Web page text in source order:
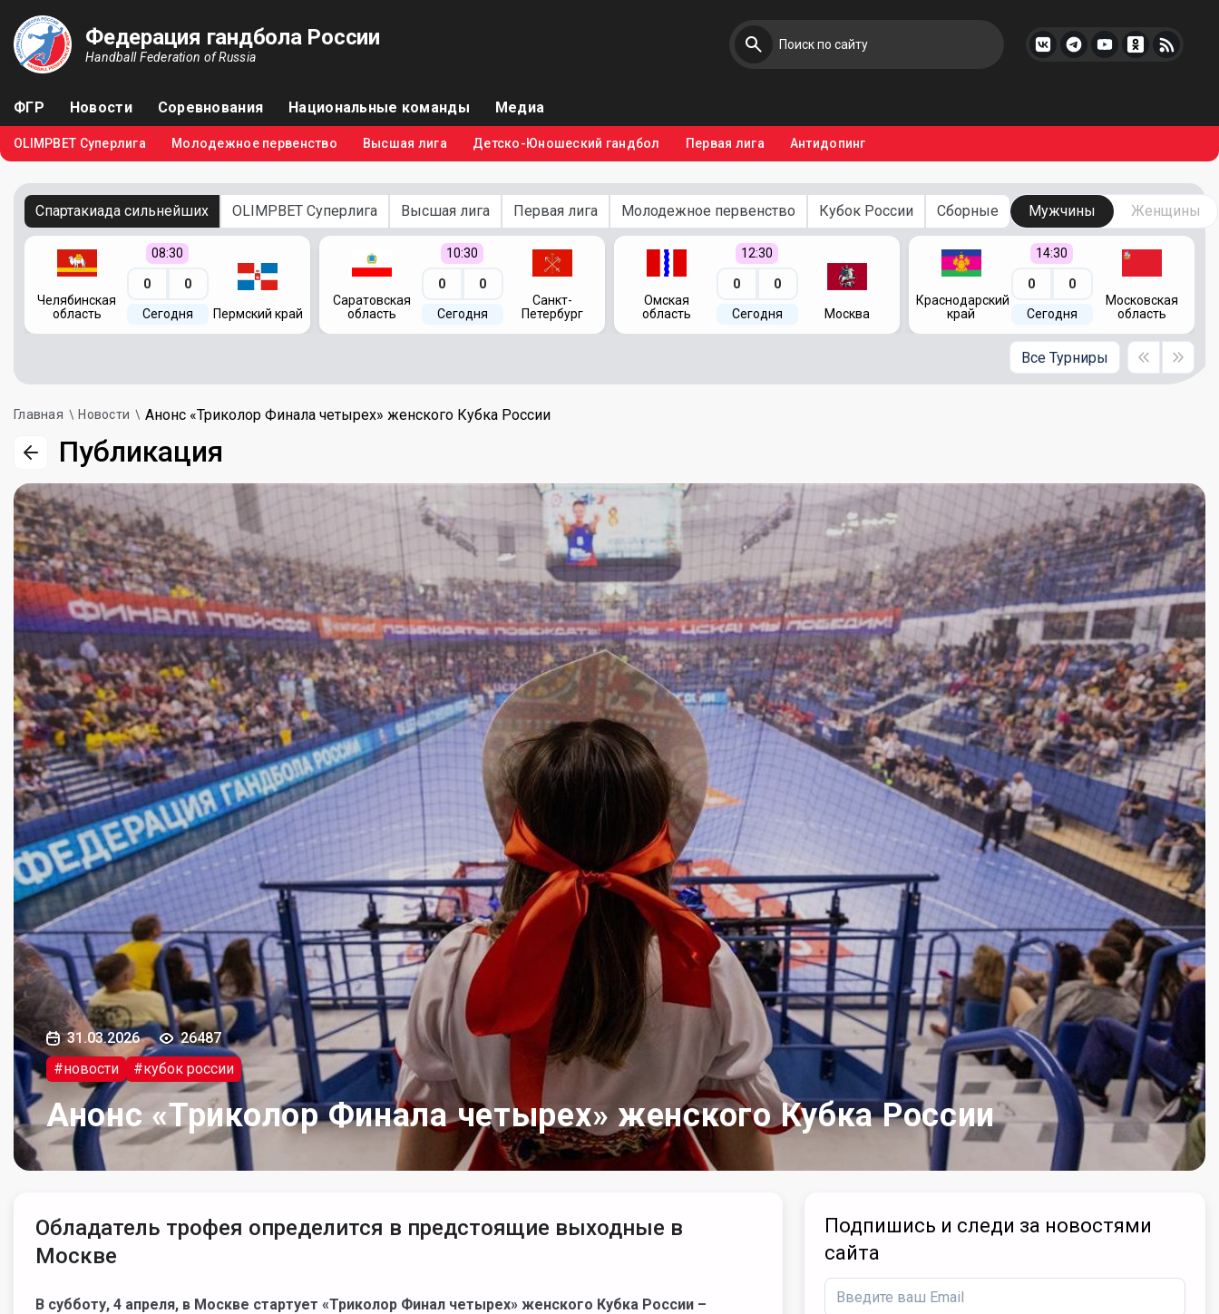
Федерация гандбола России
Handball Federation of Russia
ФГР Новости Соревнования Национальные команды Медиа
OLIMPBET Суперлига Молодежное первенство Высшая лига Детско-Юношеский гандбол Первая лига Антидопинг
Спартакиада сильнейших OLIMPBET Суперлига Высшая лига Первая лига Молодежное первенство Кубок России Сборные Мужчины Женщины
Челябинская
область
08:30
0 0
Сегодня Пермский край
Саратовская
область
10:30
0 0
Сегодня
Санкт-
Петербург
Омская
область
12:30
0 0
Сегодня Москва
Краснодарский
край
14:30
0 0
Сегодня
Московская
область
Все Турниры
Главная Новости Анонс «Триколор Финала четырех» женского Кубка России
Публикация
31.03.2026
26487
#новости
#кубок россии
Анонс «Триколор Финала четырех» женского Кубка России
Обладатель трофея определится в предстоящие выходные в
Москве
В субботу, 4 апреля, в Москве стартует «Триколор Финал четырех» женского Кубка России –
Подпишись и следи за новостями
сайта